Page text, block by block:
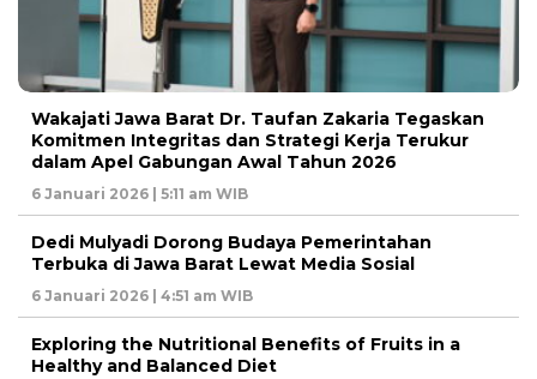
Wakajati Jawa Barat Dr. Taufan Zakaria Tegaskan
Komitmen Integritas dan Strategi Kerja Terukur
dalam Apel Gabungan Awal Tahun 2026
6 Januari 2026 | 5:11 am WIB
Dedi Mulyadi Dorong Budaya Pemerintahan
Terbuka di Jawa Barat Lewat Media Sosial
6 Januari 2026 | 4:51 am WIB
Exploring the Nutritional Benefits of Fruits in a
Healthy and Balanced Diet